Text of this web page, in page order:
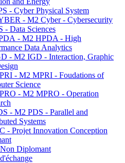
- Cyber Physical System
- M2 Cyber - Cybersecurity
- Data Sciences
- M2 HPDA - High
Data Analytics
- M2 IGD - Interaction, Graphic
- M2 MPRI - Foudations of
Science
- M2 MPRO - Operation
- M2 PDS - Parallel and
Systems
- Projet Innovation Conception
Diplomant